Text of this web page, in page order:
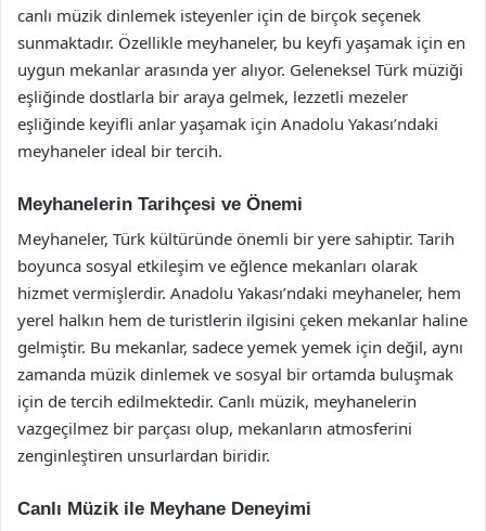
canlı müzik dinlemek isteyenler için de birçok seçenek
sunmaktadır. Özellikle meyhaneler, bu keyfi yaşamak için en
uygun mekanlar arasında yer alıyor. Geleneksel Türk müziği
eşliğinde dostlarla bir araya gelmek, lezzetli mezeler
eşliğinde keyifli anlar yaşamak için Anadolu Yakası’ndaki
meyhaneler ideal bir tercih.
Meyhanelerin Tarihçesi ve Önemi
Meyhaneler, Türk kültüründe önemli bir yere sahiptir. Tarih
boyunca sosyal etkileşim ve eğlence mekanları olarak
hizmet vermişlerdir. Anadolu Yakası’ndaki meyhaneler, hem
yerel halkın hem de turistlerin ilgisini çeken mekanlar haline
gelmiştir. Bu mekanlar, sadece yemek yemek için değil, aynı
zamanda müzik dinlemek ve sosyal bir ortamda buluşmak
için de tercih edilmektedir. Canlı müzik, meyhanelerin
vazgeçilmez bir parçası olup, mekanların atmosferini
zenginleştiren unsurlardan biridir.
Canlı Müzik ile Meyhane Deneyimi